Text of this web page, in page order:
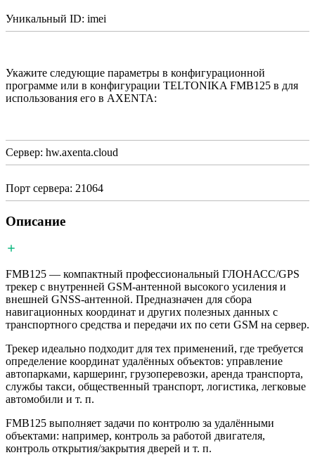
Уникальный ID: imei
Укажите следующие параметры в конфигурационной
программе или в конфигурации TELTONIKA FMB125 в для
использования его в AXENTA:
Сервер: hw.axenta.cloud
Порт сервера: 21064
Описание
FMB125 — компактный профессиональный ГЛОНАСС/GPS
трекер с внутренней GSM-антенной высокого усиления и
внешней GNSS-антенной. Предназначен для сбора
навигационных координат и других полезных данных с
транспортного средства и передачи их по сети GSM на сервер.
Трекер идеально подходит для тех применений, где требуется
определение координат удалённых объектов: управление
автопарками, каршеринг, грузоперевозки, аренда транспорта,
службы такси, общественный транспорт, логистика, легковые
автомобили и т. п.
FMB125 выполняет задачи по контролю за удалёнными
объектами: например, контроль за работой двигателя,
контроль открытия/закрытия дверей и т. п.